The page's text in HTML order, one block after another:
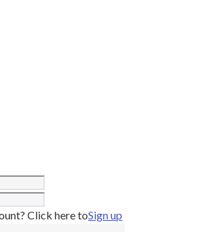
Click here toSign up